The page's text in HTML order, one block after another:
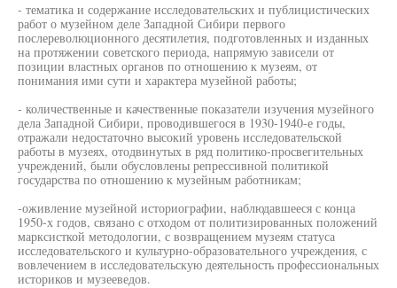
- тематика и содержание исследовательских и публицистических
работ о музейном деле Западной Сибири первого
послереволюционного десятилетия, подготовленных и изданных
на протяжении советского периода, напрямую зависели от
позиции властных органов по отношению к музеям, от
понимания ими сути и характера музейной работы;
- количественные и качественные показатели изучения музейного
дела Западной Сибири, проводившегося в 1930-1940-е годы,
отражали недостаточно высокий уровень исследовательской
работы в музеях, отодвинутых в ряд политико-просвегительных
учреждений, были обусловлены репрессивной политикой
государства по отношению к музейным работникам;
-оживление музейной историографии, наблюдавшееся с конца
1950-х годов, связано с отходом от политизированных положений
марксисткой методологии, с возвращением музеям статуса
исследовательского и культурно-образовательного учреждения, с
вовлечением в исследовательскую деятельность профессиональных
историков и музееведов.